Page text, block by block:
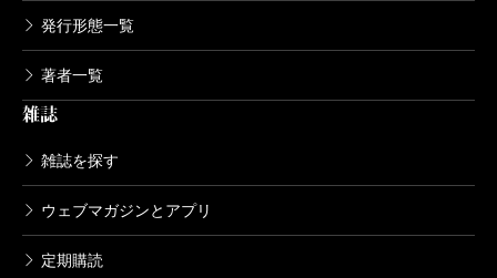
発行形態一覧
著者一覧
雑誌
雑誌を探す
ウェブマガジンとアプリ
定期購読